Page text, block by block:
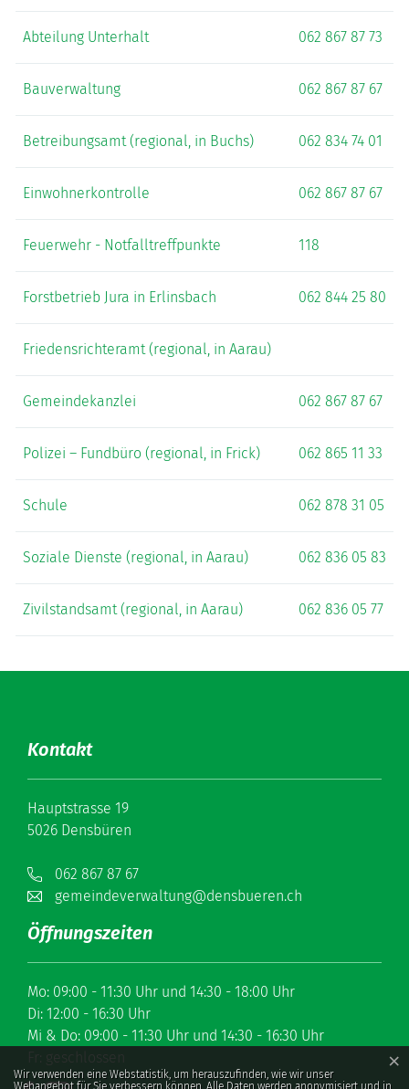
Abteilung Unterhalt 062 867 87 73
Bauverwaltung 062 867 87 67
Betreibungsamt (regional, in Buchs) 062 834 74 01
Einwohnerkontrolle 062 867 87 67
Feuerwehr - Notfalltreffpunkte 118
Forstbetrieb Jura in Erlinsbach 062 844 25 80
Friedensrichteramt (regional, in Aarau)
Gemeindekanzlei 062 867 87 67
Polizei – Fundbüro (regional, in Frick) 062 865 11 33
Schule 062 878 31 05
Soziale Dienste (regional, in Aarau) 062 836 05 83
Zivilstandsamt (regional, in Aarau) 062 836 05 77
Kontakt
Hauptstrasse 19
5026 Densbüren
062 867 87 67
gemeindeverwaltung@densbueren.ch
Öffnungszeiten
Mo: 09:00 - 11:30 Uhr und 14:30 - 18:00 Uhr
Di: 12:00 - 16:30 Uhr
Mi & Do: 09:00 - 11:30 Uhr und 14:30 - 16:30 Uhr
Fr: geschlossen
Webstatistik
Wir verwenden eine Webstatistik, um herauszufinden, wie wir unser
Webangebot für Sie verbessern können. Alle Daten werden anonymisiert und in
×